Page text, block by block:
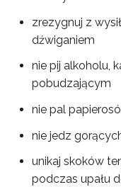
zrezygnuj z
dźwiganiem
nie pij alkoholu,
pobudzającym
nie pal
nie jedz
unikaj skoków
podczas upału